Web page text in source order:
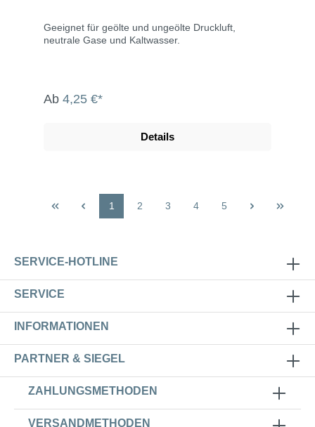
Geeignet für geölte und ungeölte Druckluft,
neutrale Gase und Kaltwasser.
Ab 4,25 €*
Details
1 2 3 4 5
SERVICE-HOTLINE
SERVICE
INFORMATIONEN
PARTNER & SIEGEL
ZAHLUNGSMETHODEN
VERSANDMETHODEN